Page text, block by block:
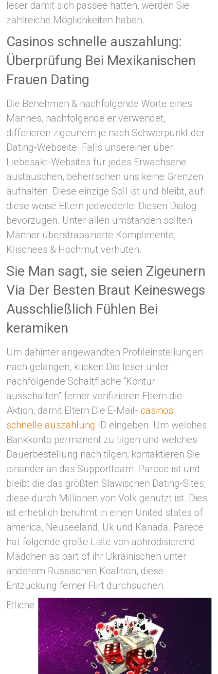
leser damit sich passee hatten, werden Sie
zahlreiche Möglichkeiten haben.
Casinos schnelle auszahlung:
Überprüfung Bei Mexikanischen
Frauen Dating
Die Benehmen & nachfolgende Worte eines
Mannes, nachfolgende er verwendet,
differieren zigeunern je nach Schwerpunkt der
Dating-Webseite. Falls unsereiner über
Liebesakt-Websites für jedes Erwachsene
austauschen, beherrschen uns keine Grenzen
aufhalten. Diese einzige Soll ist und bleibt, auf
diese weise Eltern jedwederlei Diesen Dialog
bevorzugen. Unter allen umständen sollten
Männer überstrapazierte Komplimente,
Klischees & Hochmut verhüten.
Sie Man sagt, sie seien Zigeunern
Via Der Besten Braut Keineswegs
Ausschließlich Fühlen Bei
keramiken
Um dahinter angewandten Profileinstellungen
nach gelangen, klicken Die leser unter
nachfolgende Schaltfläche “Kontur
ausschalten” ferner verifizieren Eltern die
Aktion, damit Eltern Die E-Mail-casinos
schnelle auszahlung ID eingeben. Um welches
Bankkonto permanent zu tilgen und welches
Dauerbestellung nach tilgen, kontaktieren Sie
einander an das Supportteam. Parece ist und
bleibt die das größten Slawischen Dating-Sites,
diese durch Millionen von Volk genutzt ist. Dies
ist erheblich berühmt in einen United states of
america, Neuseeland, Uk und Kanada. Parece
hat folgende große Liste von aphrodisierend
Mädchen as part of ihr Ukrainischen unter
anderem Russischen Koalition, diese
Entzückung ferner Flirt durchsuchen.
Etliche